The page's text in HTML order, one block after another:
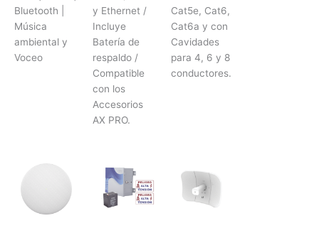
Bluetooth |
Música
ambiental y
Voceo
y Ethernet /
Incluye
Batería de
respaldo /
Compatible
con los
Accesorios
AX PRO.
Cat5e, Cat6,
Cat6a y con
Cavidades
para 4, 6 y 8
conductores.